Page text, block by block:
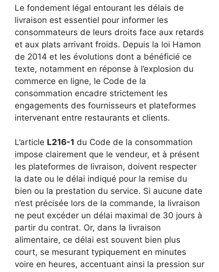
Le fondement légal entourant les délais de
livraison est essentiel pour informer les
consommateurs de leurs droits face aux retards
et aux plats arrivant froids. Depuis la loi Hamon
de 2014 et les évolutions dont a bénéficié ce
texte, notamment en réponse à l’explosion du
commerce en ligne, le Code de la
consommation encadre strictement les
engagements des fournisseurs et plateformes
intervenant entre restaurants et clients.
L’article L216-1 du Code de la consommation
impose clairement que le vendeur, et à présent
les plateformes de livraison, doivent respecter
la date ou le délai indiqué pour la remise du
bien ou la prestation du service. Si aucune date
n’est précisée lors de la commande, la livraison
ne peut excéder un délai maximal de 30 jours à
partir du contrat. Or, dans la livraison
alimentaire, ce délai est souvent bien plus
court, se mesurant typiquement en minutes
voire en heures, accentuant ainsi la pression sur